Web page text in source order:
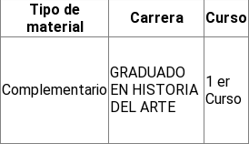
Tipo de
material
Carrera
Curso
Complementario
GRADUADO
EN HISTORIA
DEL ARTE
1 er
Curso